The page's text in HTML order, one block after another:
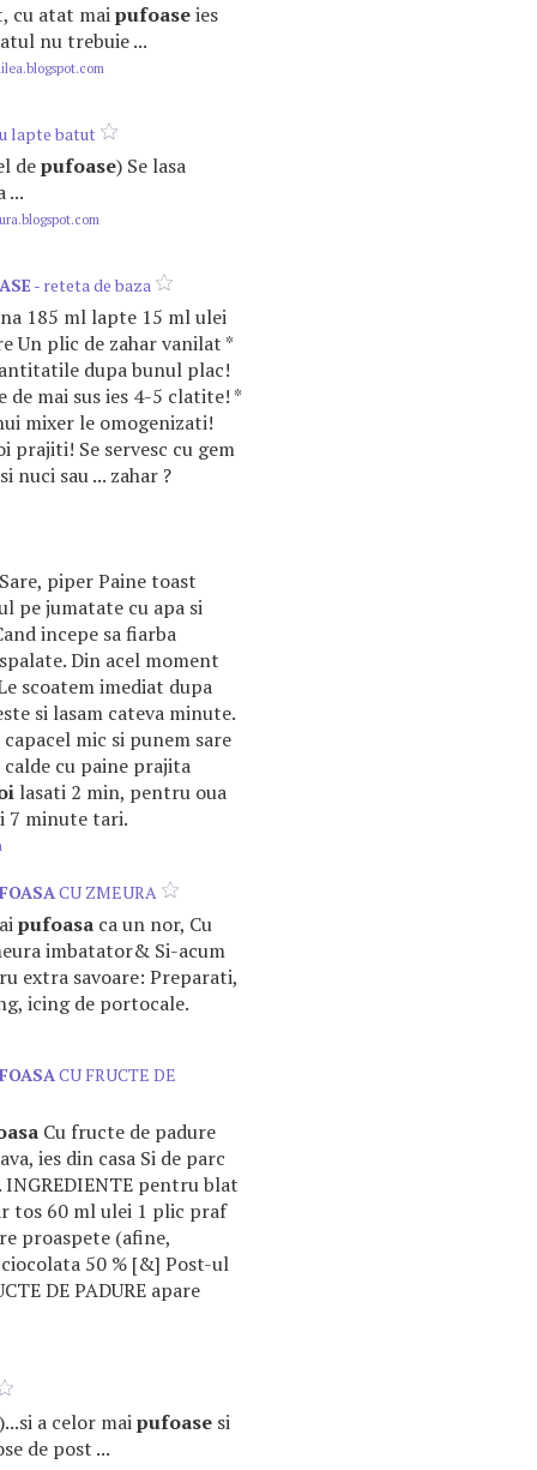
cu atat maipufoaseies
nu trebuie ...
lapte batut
depufoase) Se lasa
...
- reteta de baza
185 ml lapte 15 ml ulei
Un plic de zahar vanilat *
dupa bunul plac!
mai sus ies 4-5 clatite! *
mixer le omogenizati!
prajiti! Se servesc cu gem
nuci sau ... zahar ?
piper Paine toast
pe jumatate cu apa si
incepe sa fiarba
Din acel moment
scoatem imediat dupa
si lasam cateva minute.
mic si punem sare
cu paine prajita
lasati 2 min, pentru oua
7 minute tari.
CU ZMEURA
pufoasa ca un nor, Cu
imbatator& Si-acum
extra savoare: Preparati,
icing de portocale.
CU FRUCTE DE
Cu fructe de padure
ies din casa Si de parc
INGREDIENTE pentru blat
tos 60 ml ulei 1 plic praf
proaspete (afine,
50 % [&] Post-ul
DE PADURE apare
a celor maipufoase si
de post ...